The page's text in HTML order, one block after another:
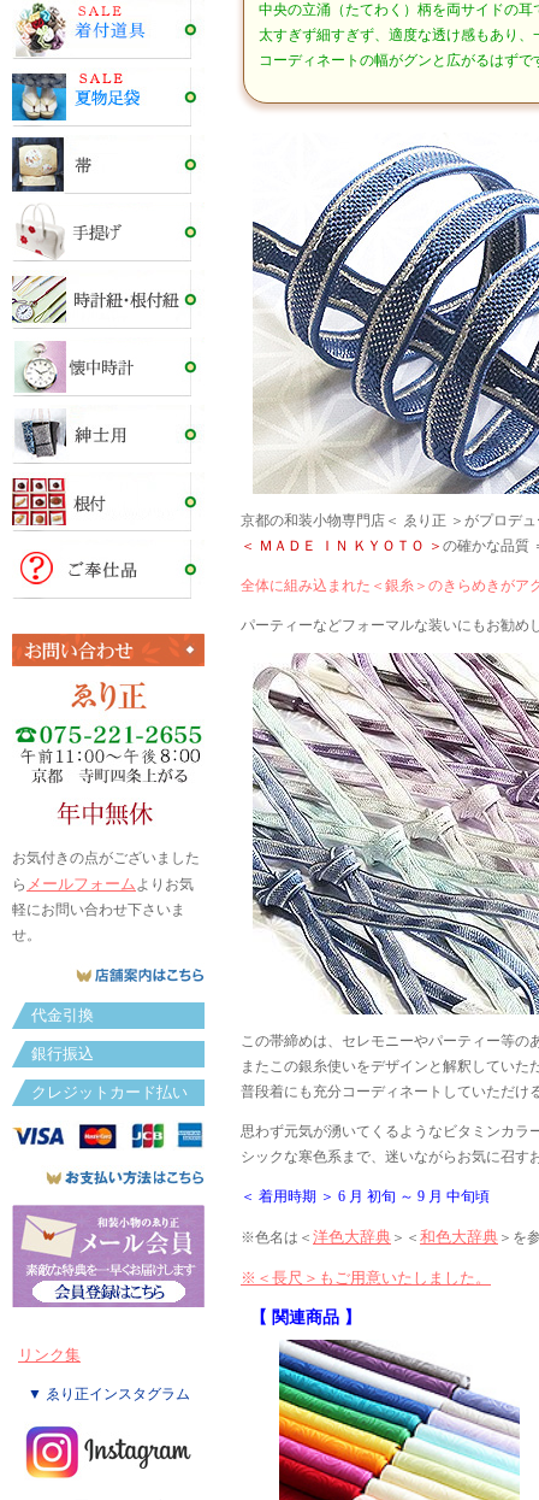
お気付きの点がございました
ら メールフォームよりお気
軽にお問い合わせ下さいま
せ。
代金引換
銀行振込
クレジットカード払い
リンク集
▼ ゑり正インスタグラム
中央の立涌（たてわく）柄を両サイドの
太すぎず細すぎず、適度な透け感もあり
コーディネートの幅がグンと広がるはずで
京都の和装小物専門店＜ ゑり正 ＞がプロデ
＜ ＭＡＤＥ ＩＮ ＫＹＯＴＯ ＞ の確かな品質
全体に組み込まれた＜銀糸＞のきらめきがア
パーティーなどフォーマルな装いにもお勧め
この帯締めは、セレモニーやパーティー等の
またこの銀糸使いをデザインと解釈していた
普段着にも充分コーディネートしていただけ
思わず元気が湧いてくるようなビタミンカラ
シックな寒色系まで、迷いながらお気に召す
＜ 着用時期 ＞ 6 月 初旬 ～ 9 月 中旬頃
※色名は＜ 洋色大辞典 ＞＜ 和色大辞典 ＞を
※＜長尺＞もご用意いたしました。
【 関連商品 】